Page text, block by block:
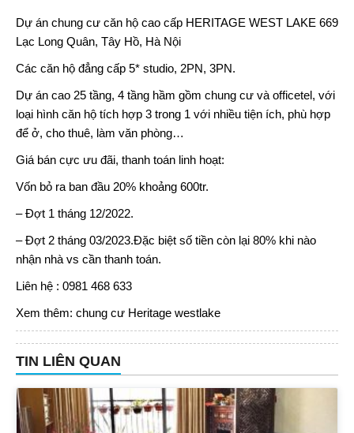
Dự án chung cư căn hộ cao cấp HERITAGE WEST LAKE 669
Lạc Long Quân, Tây Hồ, Hà Nội
Các căn hộ đẳng cấp 5* studio, 2PN, 3PN.
Dự án cao 25 tầng, 4 tầng hầm gồm chung cư và officetel, với
loại hình căn hộ tích hợp 3 trong 1 với nhiều tiện ích, phù hợp
để ở, cho thuê, làm văn phòng…
Giá bán cực ưu đãi, thanh toán linh hoạt:
Vốn bỏ ra ban đầu 20% khoảng 600tr.
– Đợt 1 tháng 12/2022.
– Đợt 2 tháng 03/2023.Đặc biệt số tiền còn lại 80% khi nào
nhận nhà vs cần thanh toán.
Liên hệ : 0981 468 633
Xem thêm: chung cư Heritage westlake
TIN LIÊN QUAN